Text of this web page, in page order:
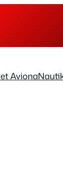
Aviona